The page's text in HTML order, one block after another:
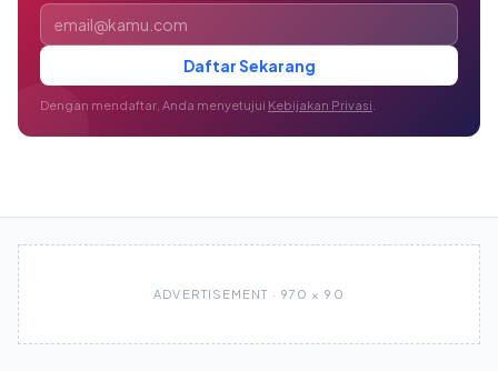
Alamat email
Daftar Sekarang
Dengan mendaftar, Anda menyetujui Kebijakan Privasi
ADVERTISEMENT · 970 × 90